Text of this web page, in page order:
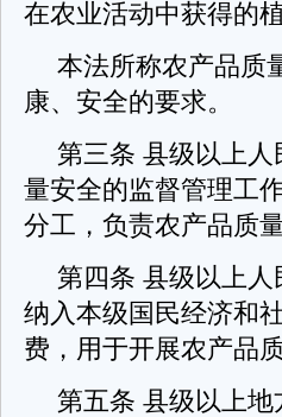
在农业活动中获得的
本法所称农产品质
康、安全的要求。
第三条 县级以上
量安全的监督管理工
分工，负责农产品质
第四条 县级以上
纳入本级国民经济和
费，用于开展农产品
第五条 县级以上